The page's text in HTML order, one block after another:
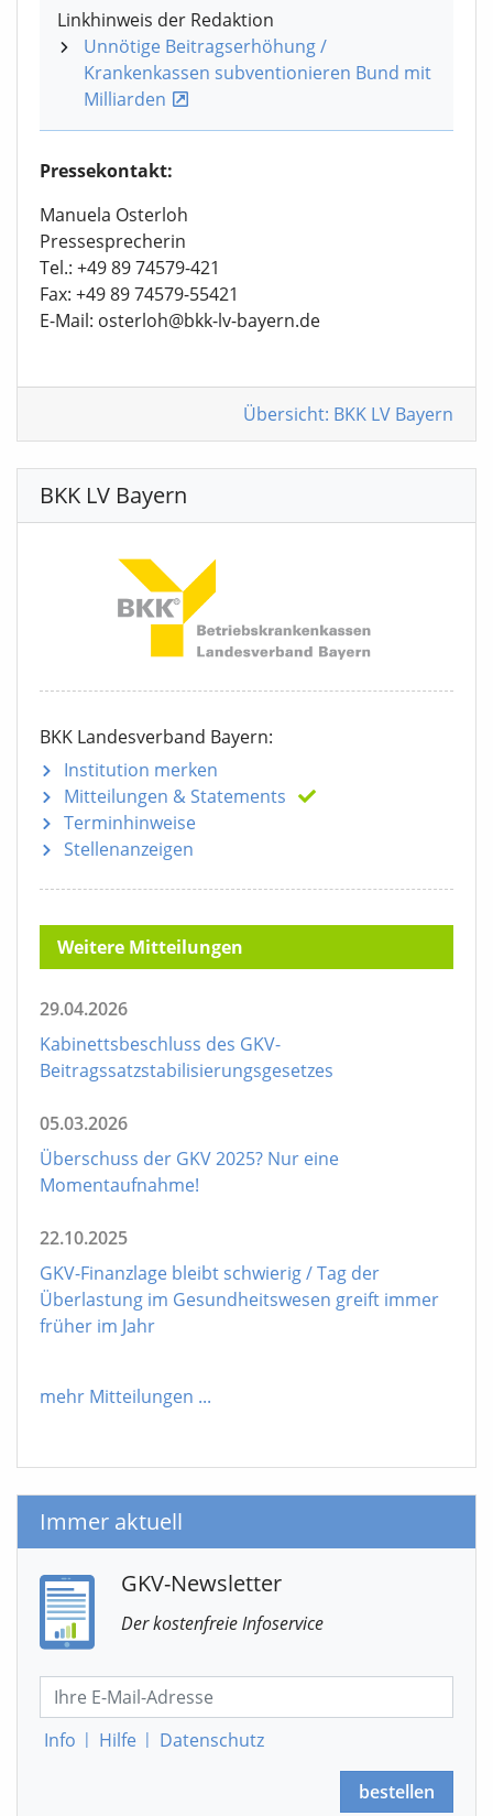
Linkhinweis der Redaktion
Unnötige Beitragserhöhung /
Krankenkassen subventionieren Bund mit
Milliarden
Pressekontakt:
Manuela Osterloh
Pressesprecherin
Tel.: +49 89 74579-421
Fax: +49 89 74579-55421
E-Mail: osterloh@bkk-lv-bayern.de
Übersicht: BKK LV Bayern
BKK LV Bayern
BKK Landesverband Bayern:
Institution merken
Mitteilungen & Statements
Terminhinweise
Stellenanzeigen
Weitere Mitteilungen
29.04.2026
Kabinettsbeschluss des GKV-
Beitragssatzstabilisierungsgesetzes
05.03.2026
Überschuss der GKV 2025? Nur eine
Momentaufnahme!
22.10.2025
GKV-Finanzlage bleibt schwierig / Tag der
Überlastung im Gesundheitswesen greift immer
früher im Jahr
mehr Mitteilungen ...
Immer aktuell
GKV-Newsletter
Der kostenfreie Infoservice
Info | Hilfe | Datenschutz
bestellen